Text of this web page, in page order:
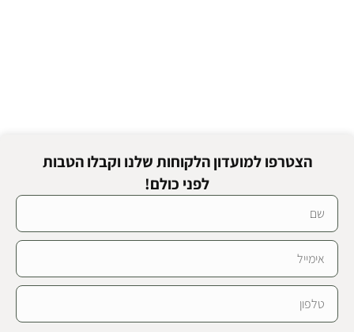
הצטרפו למועדון הלקוחות שלנו וקבלו הטבות
לפני כולם!